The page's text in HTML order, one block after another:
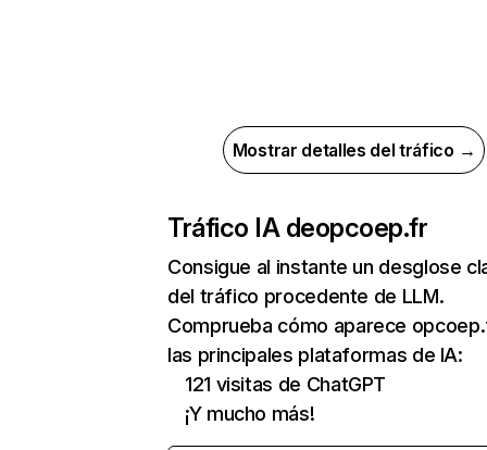
Mostrar detalles del tráfico →
Tráfico IA deopcoep.fr
Consigue al instante un desglose
del tráfico procedente de LLM.
Comprueba cómo aparece
las principales plataformas de IA:
121 visitas de ChatGPT
¡Y mucho más!